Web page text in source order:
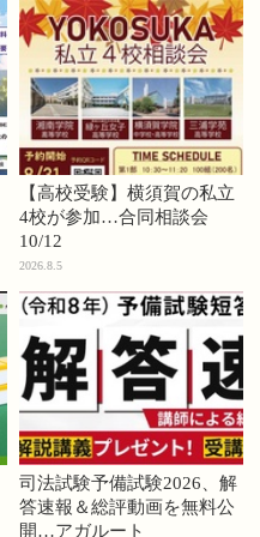
【高校受験】横須賀の私立
4校が参加…合同相談会
10/12
2026.8.5
司法試験予備試験2026、解
答速報＆総評動画を無料公
開…アガルート